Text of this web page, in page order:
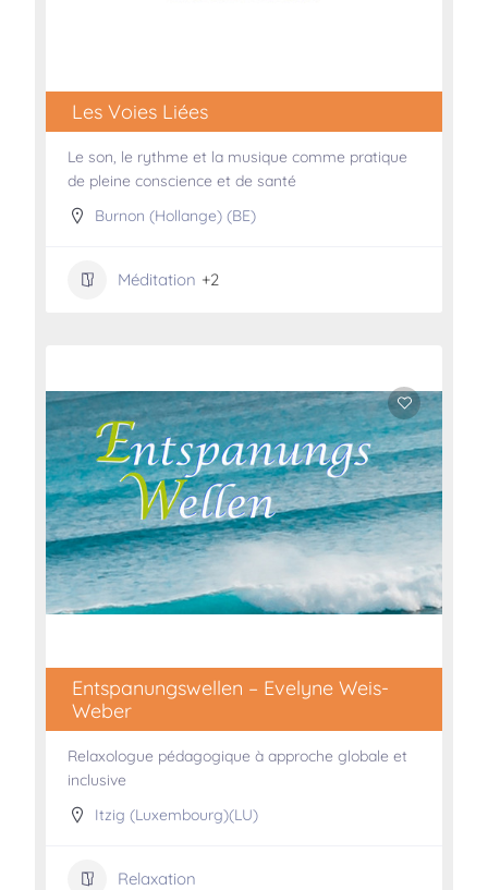
Les Voies Liées
Le son, le rythme et la musique comme pratique
de pleine conscience et de santé
Burnon (Hollange) (BE)
Méditation +2
Entspanungswellen – Evelyne Weis-
Weber
Relaxologue pédagogique à approche globale et
inclusive
Itzig (Luxembourg)(LU)
Relaxation